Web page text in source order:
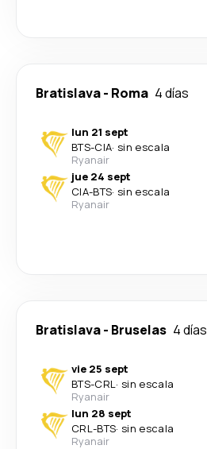
Bratislava- Roma 4 días
lun 21 sept
BTS-CIA· sin escala
Ryanair
jue 24 sept
CIA-BTS· sin escala
Ryanair
Bratislava- Bruselas 4 días
vie 25 sept
BTS-CRL· sin escala
Ryanair
lun 28 sept
CRL-BTS· sin escala
Ryanair